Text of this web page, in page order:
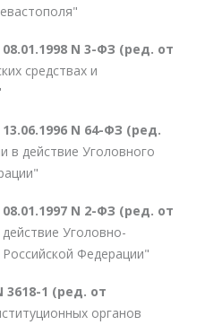
N 3-ФЗ (ред. от
средствах и
N 64-ФЗ (ред.
в действие Уголовного
N 2-ФЗ (ред. от
Уголовно-
Федерации"
3618-1 (ред. от
органов